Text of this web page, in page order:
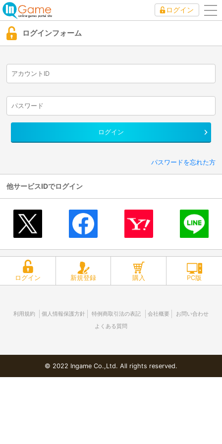
ログイン
ログインフォーム
パスワードを忘れた方
他サービスIDでログイン
ログイン 新規登録 購入 PC版
利用規約 個人情報保護方針 特例商取引法の表記 会社概要
お問い合わせ
よくある質問
© 2022 Ingame Co.,Ltd. All rights reserved.